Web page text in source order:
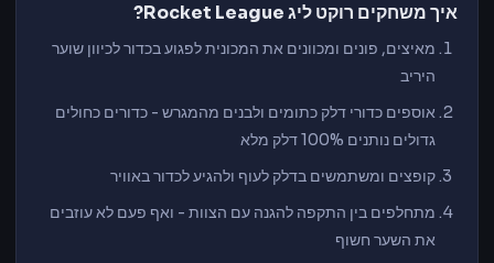
איך משחקים רוקט ליג Rocket League?
מאיצים, פונים ומכוונים את המכונית לפגוע בכדור לכיוון שוער
היריב
אוספים כדורי דלק כתומים ולבנים מהמגרש - כדורים כחולים
גדולים נותנים 100% דלק מלא
קופצים ומשתמשים בדלק לעוף ולהגיע לכדור באוויר
מתחלפים בין התקפה להגנה עם הצוות - ואף פעם לא עוזבים
את השער חשוף